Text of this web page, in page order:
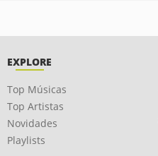
EXPLORE
Top Músicas
Top Artistas
Novidades
Playlists